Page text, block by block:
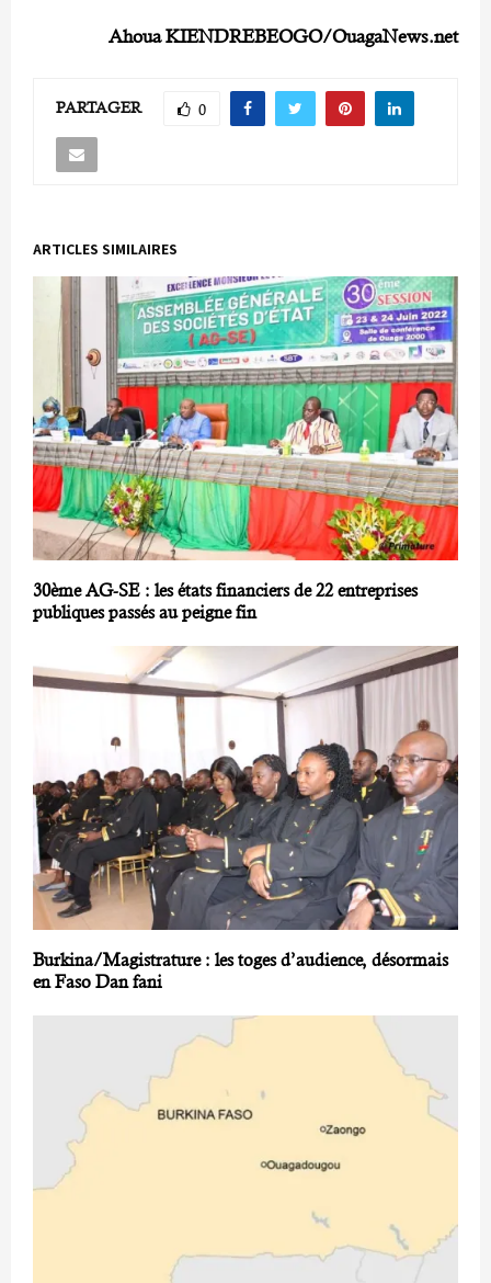
Ahoua KIENDREBEOGO/OuagaNews.net
PARTAGER 0
ARTICLES SIMILAIRES
30ème AG-SE : les états financiers de 22 entreprises
publiques passés au peigne fin
Burkina/Magistrature : les toges d’audience, désormais
en Faso Dan fani